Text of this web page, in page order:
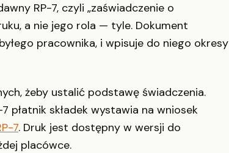
RP-7, czyli „zaświadczenie o
a nie jego rola — tyle. Dokument
pracownika, i wpisuje do niego okresy
żeby ustalić podstawę świadczenia.
płatnik składek wystawia na wniosek
7. Druk jest dostępny w wersji do
placówce.